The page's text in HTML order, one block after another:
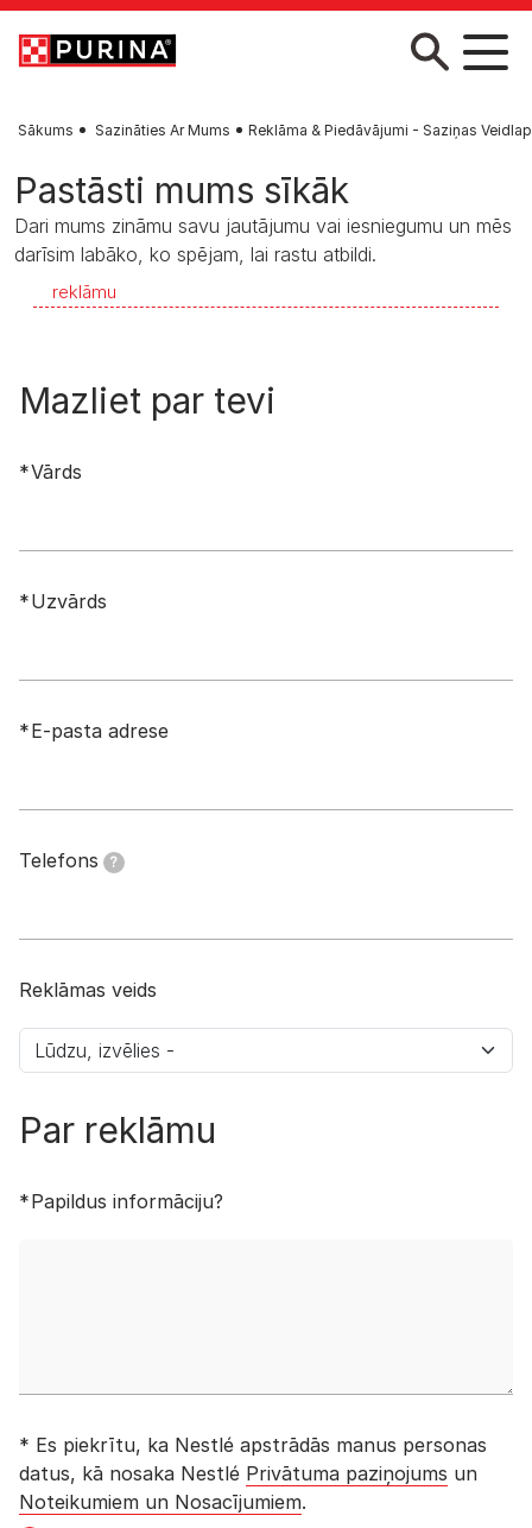
Skip to main content
Sākums Sazināties Ar Mums Reklāma & Piedāvājumi - Saziņas
Pastāsti mums sīkāk
Dari mums zināmu savu jautājumu vai iesniegumu un mēs
darīsim labāko, ko spējam, lai rastu atbildi.
reklāmu
Mazliet par tevi
Vārds
Uzvārds
E-pasta adrese
Telefons ?
Reklāmas veids
Par reklāmu
Papildus informāciju?
* Es piekrītu, ka Nestlé apstrādās manus personas
datus, kā nosaka Nestlé Privātuma paziņojums un
Noteikumiem un Nosacījumiem.